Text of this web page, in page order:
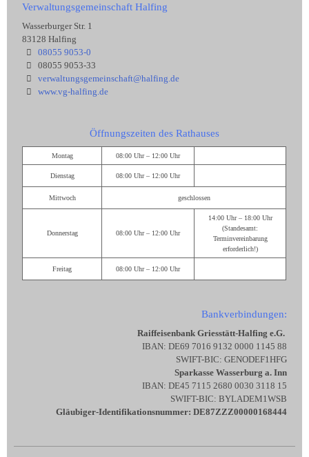
Verwaltungsgemeinschaft Halfing
Wasserburger Str. 1
83128 Halfing
08055 9053-0
08055 9053-33
verwaltungsgemeinschaft@halfing.de
www.vg-halfing.de
Öffnungszeiten des Rathauses
Montag 08:00 Uhr – 12:00 Uhr
Dienstag 08:00 Uhr – 12:00 Uhr
Mittwoch geschlossen
Donnerstag 08:00 Uhr – 12:00 Uhr
14:00 Uhr – 18:00 Uhr
(Standesamt:
Terminvereinbarung
erforderlich!)
Freitag 08:00 Uhr – 12:00 Uhr
Bankverbindungen:
Raiffeisenbank Griesstätt-Halfing e.G.
IBAN: DE69 7016 9132 0000 1145 88
SWIFT-BIC: GENODEF1HFG
Sparkasse Wasserburg a. Inn
IBAN: DE45 7115 2680 0030 3118 15
SWIFT-BIC: BYLADEM1WSB
Gläubiger-Identifikationsnummer: DE87ZZZ00000168444